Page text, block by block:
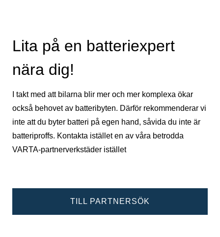
Lita på en batteriexpert
nära dig!
I takt med att bilarna blir mer och mer komplexa ökar
också behovet av batteribyten. Därför rekommenderar vi
inte att du byter batteri på egen hand, såvida du inte är
batteriproffs. Kontakta istället en av våra betrodda
VARTA-partnerverkstäder istället
TILL PARTNERSÖK